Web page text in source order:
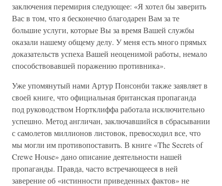
заключения перемирия следующее: «Я хотел бы заверить
Вас в том, что я бесконечно благодарен Вам за те
большие услуги, которые Вы за время Вашей службы
оказали нашему общему делу. У меня есть много прямых
доказательств успеха Вашей неоценимой работы, немало
способствовавшей поражению противника».
Уже упомянутый нами Артур Понсонби также заявляет в
своей книге, что официальная британская пропаганда
под руководством Нортклиффа работала исключительно
успешно. Метод англичан, заключавшийся в сбрасывании
с самолетов миллионов листовок, превосходил все, что
мы могли им противопоставить. В книге «The Secrets of
Crewe House» дано описание деятельности нашей
пропаганды. Правда, часто встречающееся в ней
заверение об «истинности приведенных фактов» не